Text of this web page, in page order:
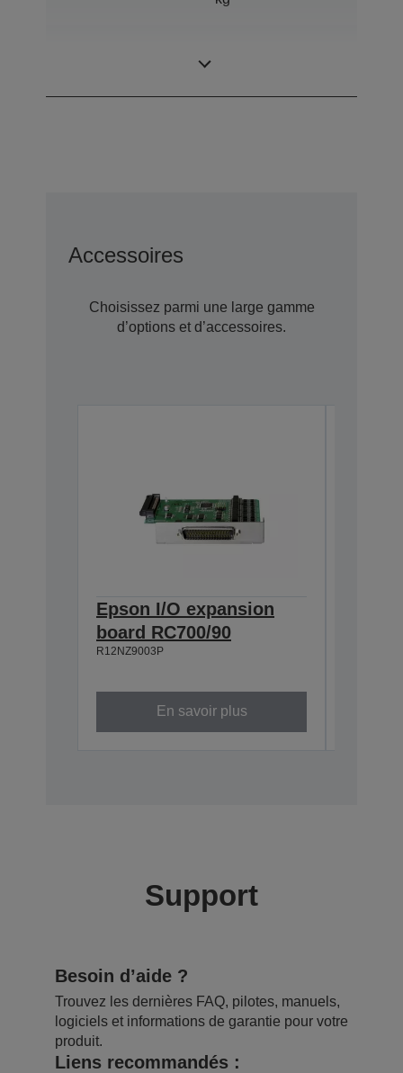
Accessoires
Choisissez parmi une large gamme
d’options et d’accessoires.
Epson I/O expansion
board RC700/90
R12NZ9003P
En savoir plus
Support
Besoin d’aide ?
Trouvez les dernières FAQ, pilotes, manuels,
logiciels et informations de garantie pour votre
produit.
Liens recommandés :